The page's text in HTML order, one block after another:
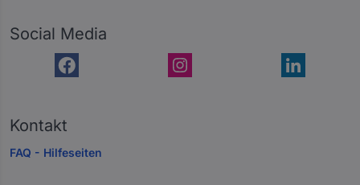
Social Media
Kontakt
FAQ - Hilfeseiten